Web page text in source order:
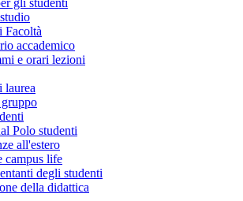
Facoltà
accademico
e orari lezioni
laurea
Polo studenti
all'estero
campus life
degli studenti
della didattica